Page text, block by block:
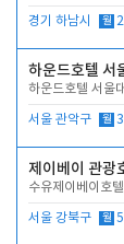
경기 하남시 월
하운드호텔 서
하운드호텔 서울
서울 관악구 월
제이베이 관광
수유제이베이호
서울 강북구 월